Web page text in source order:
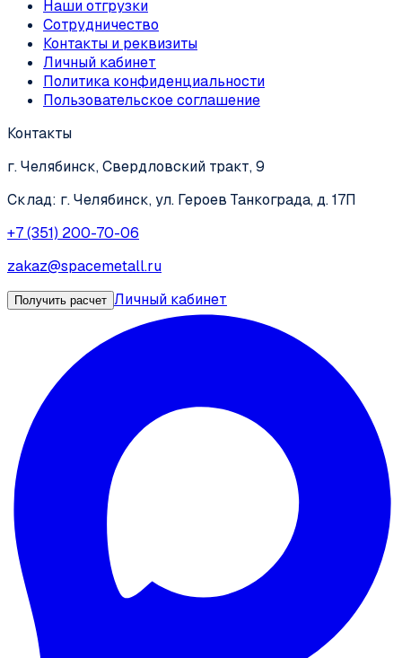
Наши отгрузки
Сотрудничество
Контакты и реквизиты
Личный кабинет
Политика конфиденциальности
Пользовательское соглашение
Контакты
г. Челябинск, Свердловский тракт, 9
Склад: г. Челябинск, ул. Героев Танкограда, д. 17П
+7 (351) 200-70-06
zakaz@spacemetall.ru
Получить расчет Личный кабинет